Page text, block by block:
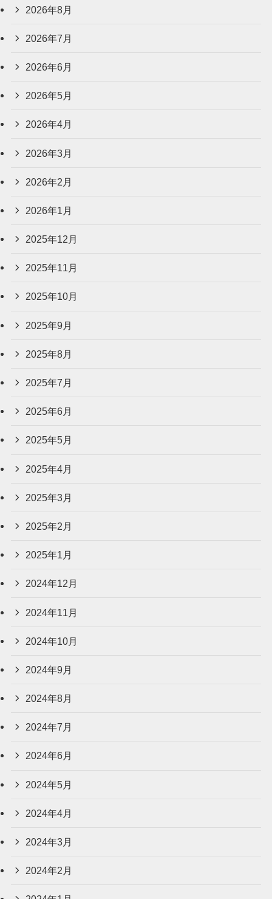
2026年8月
2026年7月
2026年6月
2026年5月
2026年4月
2026年3月
2026年2月
2026年1月
2025年12月
2025年11月
2025年10月
2025年9月
2025年8月
2025年7月
2025年6月
2025年5月
2025年4月
2025年3月
2025年2月
2025年1月
2024年12月
2024年11月
2024年10月
2024年9月
2024年8月
2024年7月
2024年6月
2024年5月
2024年4月
2024年3月
2024年2月